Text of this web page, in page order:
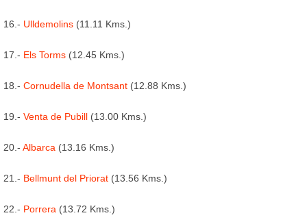
16.- Ulldemolins (11.11 Kms.)
17.- Els Torms (12.45 Kms.)
18.- Cornudella de Montsant (12.88 Kms.)
19.- Venta de Pubill (13.00 Kms.)
20.- Albarca (13.16 Kms.)
21.- Bellmunt del Priorat (13.56 Kms.)
22.- Porrera (13.72 Kms.)